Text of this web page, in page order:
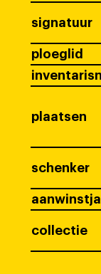
signatuur
ploeglid
plaatsen
schenker
collectie